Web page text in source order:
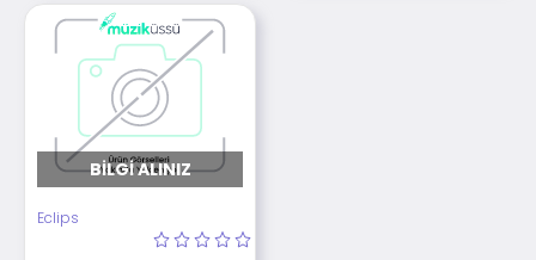
BILGI ALINIZ
Eclips